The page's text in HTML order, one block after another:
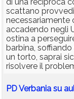
di una reciproca
scattano
necessariamente
accadendo negli
ostina a
barbina,
un torto, saprai
risolvere il
PD Verbania su